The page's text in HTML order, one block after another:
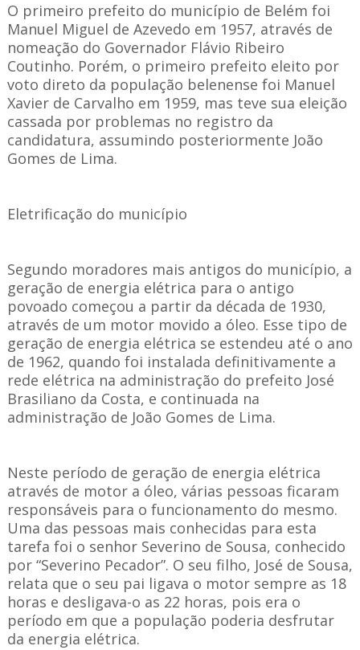
O primeiro prefeito do município de Belém foi
Manuel Miguel de Azevedo em 1957, através de
nomeação do Governador Flávio Ribeiro
Coutinho. Porém, o primeiro prefeito eleito por
voto direto da população belenense foi Manuel
Xavier de Carvalho em 1959, mas teve sua eleição
cassada por problemas no registro da
candidatura, assumindo posteriormente João
Gomes de Lima.
Eletrificação do município
Segundo moradores mais antigos do município, a
geração de energia elétrica para o antigo
povoado começou a partir da década de 1930,
através de um motor movido a óleo. Esse tipo de
geração de energia elétrica se estendeu até o ano
de 1962, quando foi instalada definitivamente a
rede elétrica na administração do prefeito José
Brasiliano da Costa, e continuada na
administração de João Gomes de Lima.
Neste período de geração de energia elétrica
através de motor a óleo, várias pessoas ficaram
responsáveis para o funcionamento do mesmo.
Uma das pessoas mais conhecidas para esta
tarefa foi o senhor Severino de Sousa, conhecido
por “Severino Pecador”. O seu filho, José de Sousa,
relata que o seu pai ligava o motor sempre as 18
horas e desligava-o as 22 horas, pois era o
período em que a população poderia desfrutar
da energia elétrica.